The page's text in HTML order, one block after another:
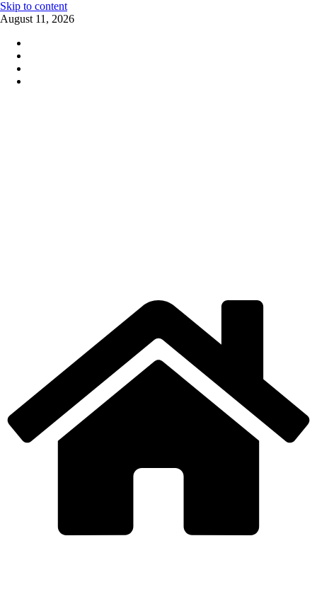
Skip to content
August 11, 2026